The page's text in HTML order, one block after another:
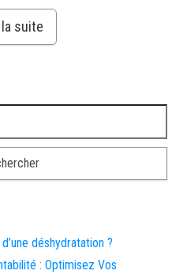
suite
déshydratation ?
: Optimisez Vos